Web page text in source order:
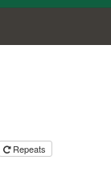
Repeats